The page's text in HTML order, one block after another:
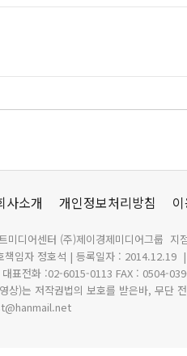
사소개 개인정보처리방침
미디어센터 (주)제이경제미디어그룹 지
책임자 정호석 | 등록일자 : 2014.12.19
대표전화 :02-6015-0113 FAX : 0504-
상)는 저작권법의 보호를 받은바, 무단
@hanmail.net